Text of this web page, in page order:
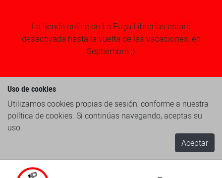
La tienda online de La Fuga Librerias estará
desactivada hasta la vuelta de las vacaciones, en
Septiembre ;)
Uso de cookies
Utilizamos cookies propias de sesión, conforme a nuestra
política de cookies. Si continúas navegando, aceptas su
uso.
Aceptar